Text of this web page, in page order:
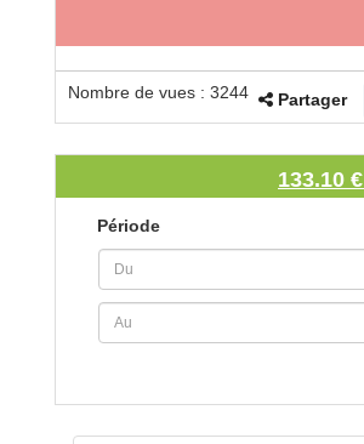
Nombre de vues : 3244 Partager
133.10 €
Période